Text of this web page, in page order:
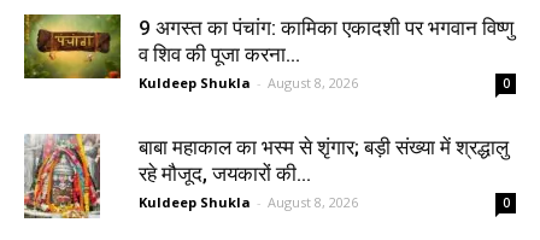
9 अगस्त का पंचांग: कामिका एकादशी पर भगवान विष्णु
व शिव की पूजा करना...
Kuldeep Shukla - August 8, 2026 0
बाबा महाकाल का भस्म से शृंगार; बड़ी संख्या में श्रद्धालु
रहे मौजूद, जयकारों की...
Kuldeep Shukla - August 8, 2026 0